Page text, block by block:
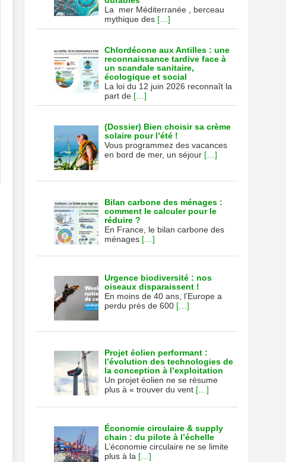
La mer Méditerranée , berceau
mythique des […]
Chlordécone aux Antilles : une
reconnaissance tardive face à
un scandale sanitaire,
écologique et social
La loi du 12 juin 2026 reconnaît la
part de […]
(Dossier) Bien choisir sa crème
solaire pour l’été !
Vous programmez des vacances
en bord de mer, un séjour […]
Bilan carbone des ménages :
comment le calculer pour le
réduire ?
En France, le bilan carbone des
ménages […]
Urgence biodiversité : nos
oiseaux disparaissent !
En moins de 40 ans, l’Europe a
perdu près de 600 […]
Projet éolien performant :
l’évolution des technologies de
la conception à l’exploitation
Un projet éolien ne se résume
plus à « trouver du vent […]
Économie circulaire & supply
chain : du pilote à l’échelle
L’économie circulaire ne se limite
plus à la […]